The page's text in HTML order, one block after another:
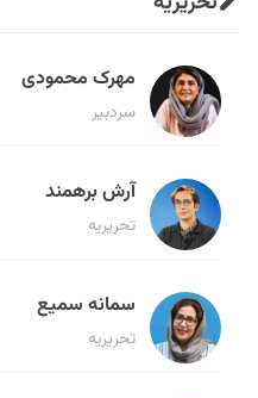
مهرک محمودی
سردبیر
آرش برهمند
تحریریه
سمانه سمیع
تحریریه